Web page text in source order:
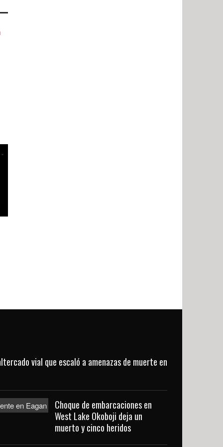
vial que escaló a amenazas de muerte en
Choque de embarcaciones en
West Lake Okoboji deja un
muerto y cinco heridos